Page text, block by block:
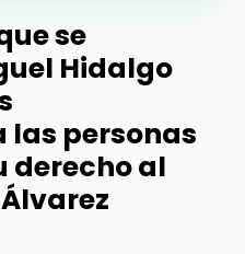
se
Hidalgo
las personas
derecho al